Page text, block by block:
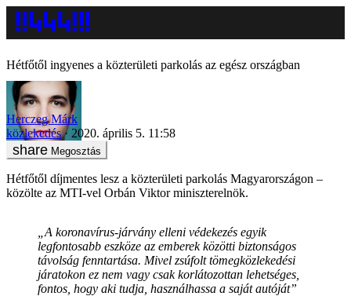
Hétfőtől ingyenes a közterületi parkolás az egész országban
Herczeg Márk
közlekedés
2020. április 5. 11:58
Megosztás
Hétfőtől díjmentes lesz a közterületi parkolás Magyarországon –
közölte az MTI-vel Orbán Viktor miniszterelnök.
„A koronavírus-járvány elleni védekezés egyik
legfontosabb eszköze az emberek közötti biztonságos
távolság fenntartása. Mivel zsúfolt tömegközlekedési
járatokon ez nem vagy csak korlátozottan lehetséges,
fontos, hogy aki tudja, használhassa a saját autóját”